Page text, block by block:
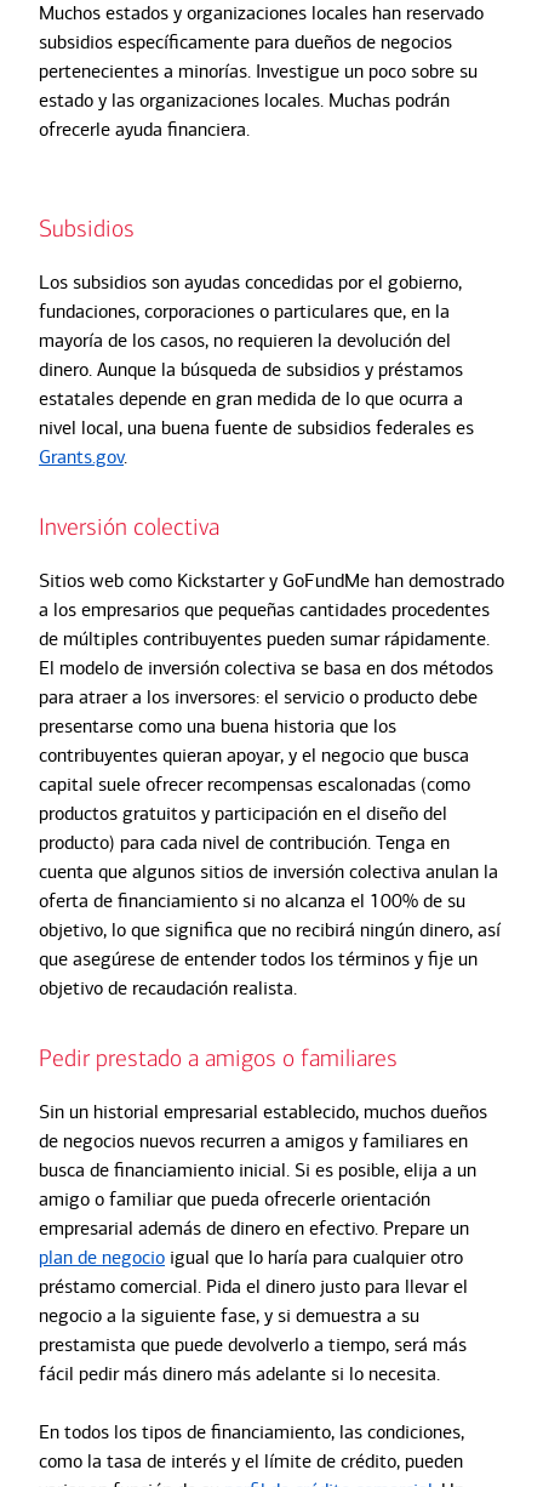
Muchos estados y organizaciones locales han reservado
subsidios específicamente para dueños de negocios
pertenecientes a minorías. Investigue un poco sobre su
estado y las organizaciones locales. Muchas podrán
ofrecerle ayuda financiera.
Subsidios
Los subsidios son ayudas concedidas por el gobierno,
fundaciones, corporaciones o particulares que, en la
mayoría de los casos, no requieren la devolución del
dinero. Aunque la búsqueda de subsidios y préstamos
estatales depende en gran medida de lo que ocurra a
nivel local, una buena fuente de subsidios federales es
Grants.gov.
Inversión colectiva
Sitios web como Kickstarter y GoFundMe han demostrado
a los empresarios que pequeñas cantidades procedentes
de múltiples contribuyentes pueden sumar rápidamente.
El modelo de inversión colectiva se basa en dos métodos
para atraer a los inversores: el servicio o producto debe
presentarse como una buena historia que los
contribuyentes quieran apoyar, y el negocio que busca
capital suele ofrecer recompensas escalonadas (como
productos gratuitos y participación en el diseño del
producto) para cada nivel de contribución. Tenga en
cuenta que algunos sitios de inversión colectiva anulan la
oferta de financiamiento si no alcanza el 100% de su
objetivo, lo que significa que no recibirá ningún dinero, así
que asegúrese de entender todos los términos y fije un
objetivo de recaudación realista.
Pedir prestado a amigos o familiares
Sin un historial empresarial establecido, muchos dueños
de negocios nuevos recurren a amigos y familiares en
busca de financiamiento inicial. Si es posible, elija a un
amigo o familiar que pueda ofrecerle orientación
empresarial además de dinero en efectivo. Prepare un
plan de negocio igual que lo haría para cualquier otro
préstamo comercial. Pida el dinero justo para llevar el
negocio a la siguiente fase, y si demuestra a su
prestamista que puede devolverlo a tiempo, será más
fácil pedir más dinero más adelante si lo necesita.
En todos los tipos de financiamiento, las condiciones,
como la tasa de interés y el límite de crédito, pueden